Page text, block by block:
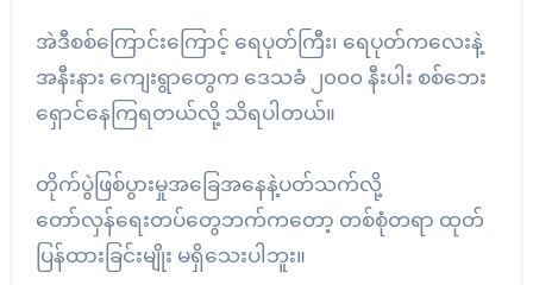
အဲဒီစစ်ကြောင်းကြောင့် ရေပုတ်ကြီး၊ ရေပုတ်ကလေးနဲ့
အနီးနား ကျေးရွာတွေက ဒေသခံ ၂၀၀၀ နီးပါး စစ်ဘေး
ရှောင်နေကြရတယ်လို့ သိရပါတယ်။
တိုက်ပွဲဖြစ်ပွားမှုအခြေအနေနဲ့ပတ်သက်လို့
တော်လှန်ရေးတပ်တွေဘက်ကတော့ တစ်စုံတရာ ထုတ်
ပြန်ထားခြင်းမျိုး မရှိသေးပါဘူး။